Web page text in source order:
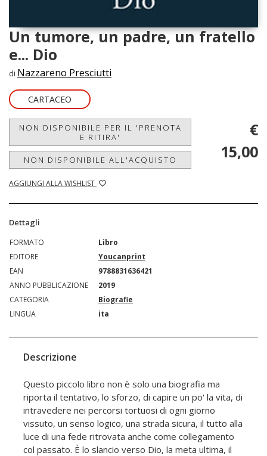
Un tumore, un padre, un fratello
e... Dio
di Nazzareno Presciutti
CARTACEO
NON DISPONIBILE PER IL 'PRENOTA
E RITIRA'
NON DISPONIBILE ALL'ACQUISTO
AGGIUNGI ALLA WISHLIST
€
15,00
Dettagli
FORMATO
Libro
EDITORE
Youcanprint
EAN
9788831636421
ANNO PUBBLICAZIONE
2019
CATEGORIA
Biografie
LINGUA
ita
Descrizione
Questo piccolo libro non è solo una biografia ma
riporta il tentativo, lo sforzo, di capire un po' la vita, di
intravedere nei percorsi tortuosi di ogni giorno
vissuto, un senso logico, una strada sicura, il tutto alla
luce di una fede ritrovata anche come collegamento
col passato. È lo slancio verso Dio, la meta ultima, il